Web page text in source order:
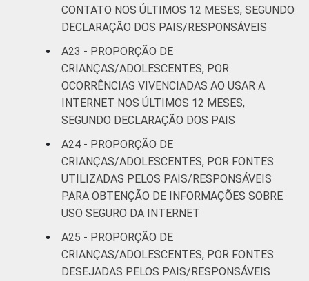
CONTATO NOS ÚLTIMOS 12 MESES, SEGUNDO
DECLARAÇÃO DOS PAIS/RESPONSÁVEIS
A23 - PROPORÇÃO DE
CRIANÇAS/ADOLESCENTES, POR
OCORRÊNCIAS VIVENCIADAS AO USAR A
INTERNET NOS ÚLTIMOS 12 MESES,
SEGUNDO DECLARAÇÃO DOS PAIS
A24 - PROPORÇÃO DE
CRIANÇAS/ADOLESCENTES, POR FONTES
UTILIZADAS PELOS PAIS/RESPONSÁVEIS
PARA OBTENÇÃO DE INFORMAÇÕES SOBRE
USO SEGURO DA INTERNET
A25 - PROPORÇÃO DE
CRIANÇAS/ADOLESCENTES, POR FONTES
DESEJADAS PELOS PAIS/RESPONSÁVEIS